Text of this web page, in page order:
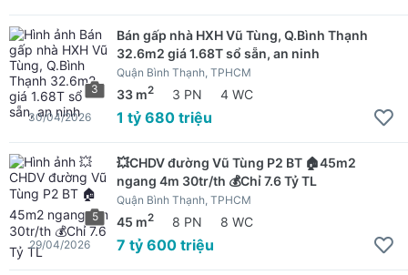
3
Bán gấp nhà HXH Vũ Tùng, Q.Bình Thạnh
32.6m2 giá 1.68T sổ sẵn, an ninh
Quận Bình Thạnh, TPHCM
33 m2 3 PN 4 WC
1 tỷ 680 triệu
30/04/2026
5
💥CHDV đường Vũ Tùng P2 BT 🏠45m2
ngang 4m 30tr/th 💰Chỉ 7.6 Tỷ TL
Quận Bình Thạnh, TPHCM
45 m2 8 PN 8 WC
7 tỷ 600 triệu
29/04/2026